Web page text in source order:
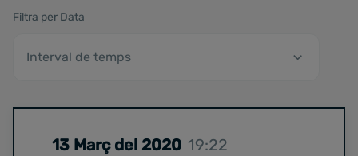
13 Març del 2020 19:22
Filtra per Data